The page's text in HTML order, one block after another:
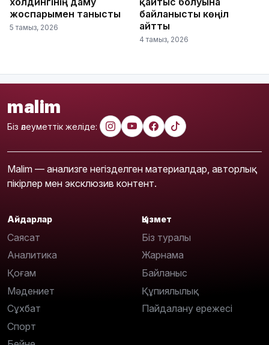
жоспарымен танысты
5 тамыз, 2026
байланысты көңіл
айтты
4 тамыз, 2026
malim
Біз әлеуметтік желіде:
Malim — анализге негізделген материалдар, авторлық
пікірлер мен эксклюзив контент.
Айдарлар
Саясат
Аналитика
Қоғам
Мәдениет
Сұхбат
Спорт
Қызмет
Біз туралы
Жарнама
Байланыс
Құпиялылық
Пайдалану ережесі